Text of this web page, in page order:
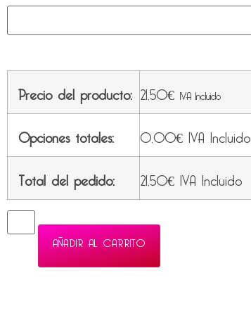
Precio del producto: 21,50€ IVA Incluido
Opciones totales: 0,00€ IVA Incluido
Total del pedido:
21,50€ IVA Incluido
AÑADIR AL CARRITO